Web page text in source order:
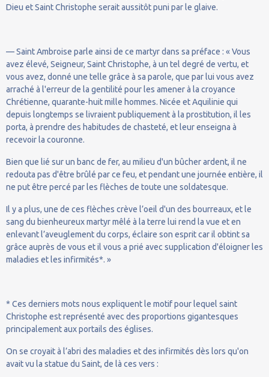
Dieu et Saint Christophe serait aussitôt puni par le glaive.
— Saint Ambroise parle ainsi de ce martyr dans sa préface : « Vous
avez élevé, Seigneur, Saint Christophe, à un tel degré de vertu, et
vous avez, donné une telle grâce à sa parole, que par lui vous avez
arraché à l'erreur de la gentilité pour les amener à la croyance
Chrétienne, quarante-huit mille hommes. Nicée et Aquilinie qui
depuis longtemps se livraient publiquement à la prostitution, il les
porta, à prendre des habitudes de chasteté, et leur enseigna à
recevoir la couronne.
Bien que lié sur un banc de fer, au milieu d'un bûcher ardent, il ne
redouta pas d'être brûlé par ce feu, et pendant une journée entière, il
ne put être percé par les flèches de toute une soldatesque.
Il y a plus, une de ces flèches crève l’oeil d'un des bourreaux, et le
sang du bienheureux martyr mêlé à la terre lui rend la vue et en
enlevant l’aveuglement du corps, éclaire son esprit car il obtint sa
grâce auprès de vous et il vous a prié avec supplication d'éloigner les
maladies et les infirmités*. »
* Ces derniers mots nous expliquent le motif pour lequel saint
Christophe est représenté avec des proportions gigantesques
principalement aux portails des églises.
On se croyait à l’abri des maladies et des infirmités dès lors qu'on
avait vu la statue du Saint, de là ces vers :